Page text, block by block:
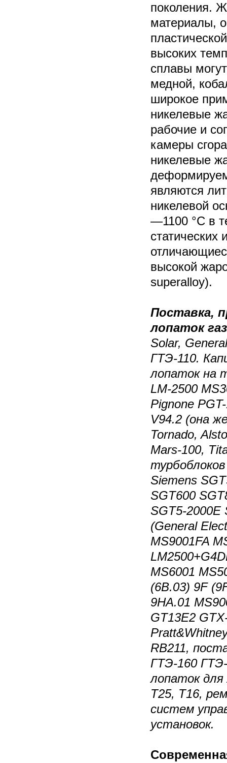
поколения.
материалы,
высоких
сплавы
медной,
широкое
никелевые
рабочие и
камеры
никелевые
являются
никелевой
—1100 °C в
статических
высокой
superalloy).
Поставка,
лопаток
Solar,
ГТЭ-110.
лопаток на
LM-2500
Pignone
V94.2 (она
Tornado,
Mars-100,
Siemens
SGT600
SGT5-2000E
(General
MS9001FA
MS6001
(6B.03) 9F
9НА.01
GT13E2
RB211,
ГТЭ-160
лопаток для
Т25, Т16,
систем
установок.